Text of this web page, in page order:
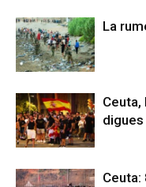
La
digues